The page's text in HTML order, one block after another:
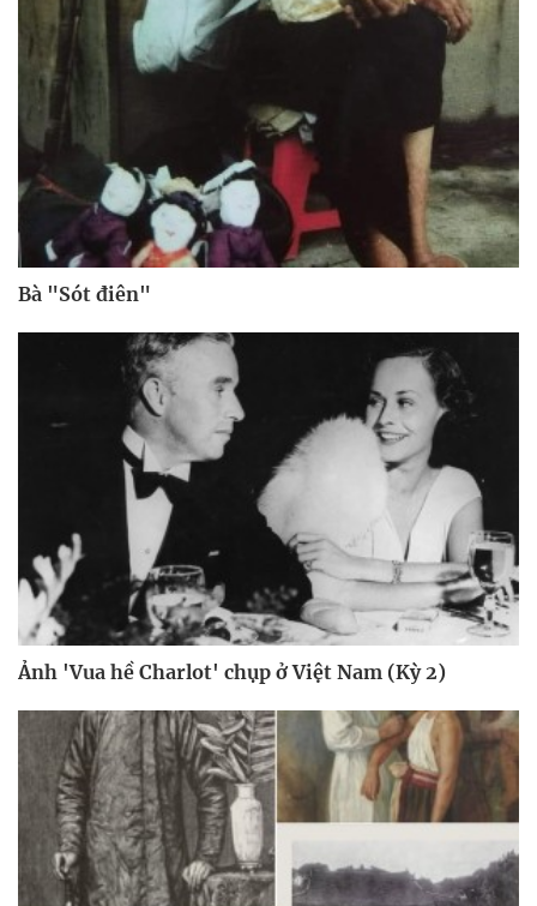
Bà "Sót điên"
Ảnh 'Vua hề Charlot' chụp ở Việt Nam (Kỳ 2)